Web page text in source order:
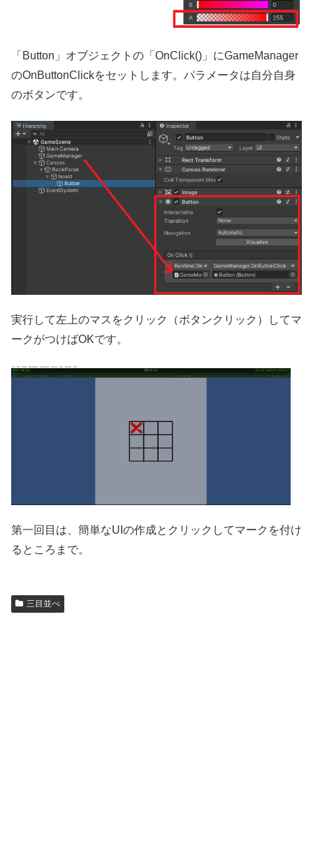
「Button」オブジェクトの「OnClick()」にGameManager
のOnButtonClickをセットします。パラメータは自分自身
のボタンです。
実行して左上のマスをクリック（ボタンクリック）してマ
ークがつけばOKです。
第一回目は、簡単なUIの作成とクリックしてマークを付け
るところまで。
三目並べ